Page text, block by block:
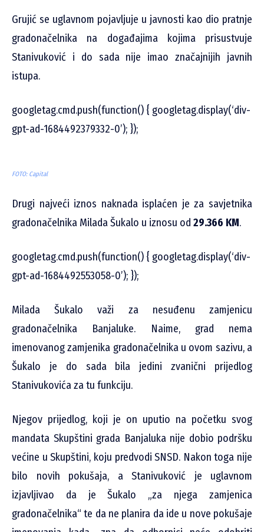
Grujić se uglavnom pojavljuje u javnosti kao dio pratnje
gradonačelnika na događajima kojima prisustvuje
Stanivuković i do sada nije imao značajnijih javnih
istupa.
googletag.cmd.push(function() { googletag.display(‘div-
gpt-ad-1684492379332-0’); });
FOTO: Capital
Drugi najveći iznos naknada isplaćen je za savjetnika
gradonačelnika Milada Šukalo u iznosu od 29.366 KM.
googletag.cmd.push(function() { googletag.display(‘div-
gpt-ad-1684492553058-0’); });
Milada Šukalo važi za nesuđenu zamjenicu
gradonačelnika Banjaluke. Naime, grad nema
imenovanog zamjenika gradonačelnika u ovom sazivu, a
Šukalo je do sada bila jedini zvanični prijedlog
Stanivukovića za tu funkciju.
Njegov prijedlog, koji je on uputio na početku svog
mandata Skupštini grada Banjaluka nije dobio podršku
većine u Skupštini, koju predvodi SNSD. Nakon toga nije
bilo novih pokušaja, a Stanivuković je uglavnom
izjavljivao da je Šukalo „za njega zamjenica
gradonačelnika“ te da ne planira da ide u nove pokušaje